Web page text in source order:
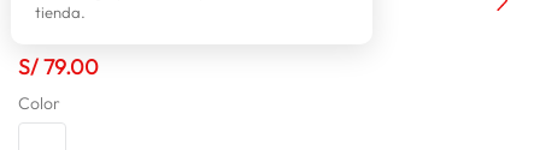
7.
tienda.
S/79.00
Color